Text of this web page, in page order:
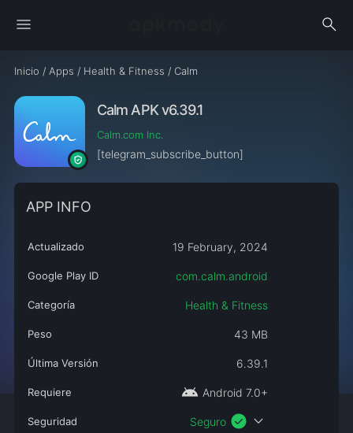
menu search
Inicio / Apps / Health & Fitness / Calm
Calm APK v6.39.1
Calm.com Inc.
[telegram_subscribe_button]
APP INFO
Actualizado 19 February, 2024
Google Play ID com.calm.android
Categoría Health & Fitness
Peso 43 MB
Última Versión 6.39.1
Requiere android Android 7.0+
Seguridad Seguro check_circle expand_more